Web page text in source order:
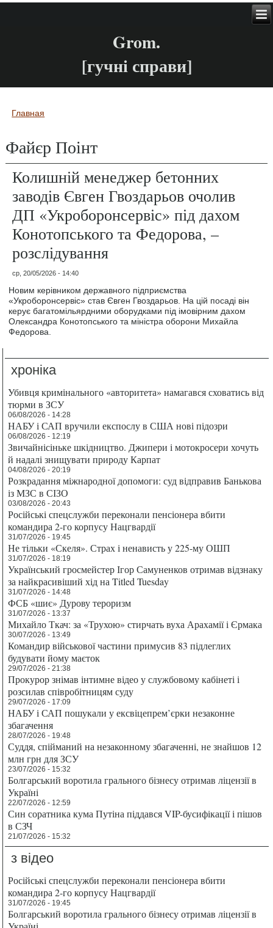
Grom.
[гучні справи]
Вы здесь
Главная
Файєр Поінт
Колишній менеджер бетонних
заводів Євген Гвоздарьов очолив
ДП «Укроборонсервіс» під дахом
Конотопського та Федорова, –
розслідування
ср, 20/05/2026 - 14:40
Новим керівником державного підприємства
«Укроборонсервіс» став Євген Гвоздарьов. На цій посаді він
керує багатомільярдними оборудками під імовірним дахом
Олександра Конотопського та міністра оборони Михайла
Федорова.
хроніка
Убивця кримінального «авторитета» намагався сховатись від
тюрми в ЗСУ
06/08/2026 - 14:28
НАБУ і САП вручили експослу в США нові підозри
06/08/2026 - 12:19
Звичайнісіньке шкідництво. Джипери і мотокросери хочуть
й надалі знищувати природу Карпат
04/08/2026 - 20:19
Розкрадання міжнародної допомоги: суд відправив Банькова
із МЗС в СІЗО
03/08/2026 - 20:43
Російські спецслужби переконали пенсіонера вбити
командира 2-го корпусу Нацгвардії
31/07/2026 - 19:45
Не тільки «Скеля». Страх і ненависть у 225-му ОШП
31/07/2026 - 18:19
Український гросмейстер Ігор Самуненков отримав відзнаку
за найкрасивіший хід на Titled Tuesday
31/07/2026 - 14:48
ФСБ «шиє» Дурову тероризм
31/07/2026 - 13:37
Михайло Ткач: за «Трухою» стирчать вуха Арахамії і Єрмака
30/07/2026 - 13:49
Командир військової частини примусив 83 підлеглих
будувати йому маєток
29/07/2026 - 21:38
Прокурор знімав інтимне відео у службовому кабінеті і
розсилав співробітницям суду
29/07/2026 - 17:09
НАБУ і САП пошукали у ексвіцепрем’єрки незаконне
збагачення
28/07/2026 - 19:48
Суддя, спійманий на незаконному збагаченні, не знайшов 12
млн грн для ЗСУ
23/07/2026 - 15:32
Болгарський воротила грального бізнесу отримав ліцензії в
Україні
22/07/2026 - 12:59
Син соратника кума Путіна піддався VIP-бусифікації і пішов
в СЗЧ
21/07/2026 - 15:32
з відео
Російські спецслужби переконали пенсіонера вбити
командира 2-го корпусу Нацгвардії
31/07/2026 - 19:45
Болгарський воротила грального бізнесу отримав ліцензії в